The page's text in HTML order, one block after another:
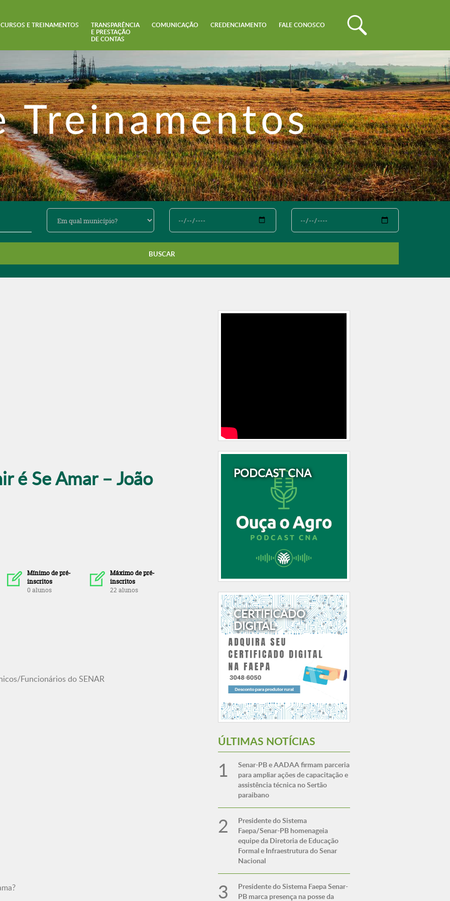
CURSOS E TREINAMENTOS
TRANSPARÊNCIA
E PRESTAÇÃO
DE CONTAS
COMUNICAÇÃO CREDENCIAMENTO FALE CONOSCO
Treinamentos
Em
município?
De Até
BUSCAR
é Se Amar – João
Mínimo de pré-
inscritos
0 alunos
Máximo de pré-
inscritos
22 alunos
Funcionários do SENAR
PODCAST CNA
CERTIFICADO
DIGITAL
ÚLTIMAS NOTÍCIAS
Senar-PB e AADAA firmam parceria
para ampliar ações de capacitação e
assistência técnica no Sertão
paraibano
Presidente do Sistema
Faepa/Senar-PB homenageia
equipe da Diretoria de Educação
Formal e Infraestrutura do Senar
Nacional
Presidente do Sistema Faepa Senar-
PB marca presença na posse da